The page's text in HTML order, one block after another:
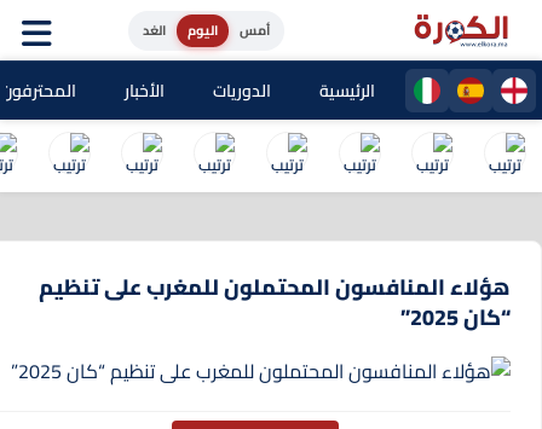
اليوم الغد
الرئيسية الدوريات الأخبار المحترفون
هؤلاء المنافسون المحتملون للمغرب على تنظيم
“كان 2025”